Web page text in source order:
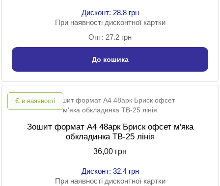
Дисконт: 28.8 грн
При наявності дисконтної картки
Опт: 27.2 грн
До кошика
Є в наявності
Зошит формат A4 48арк Бриск офсет м'яка
обкладинка ТВ-25 лінія
36,00 грн
Дисконт: 32.4 грн
При наявності дисконтної картки